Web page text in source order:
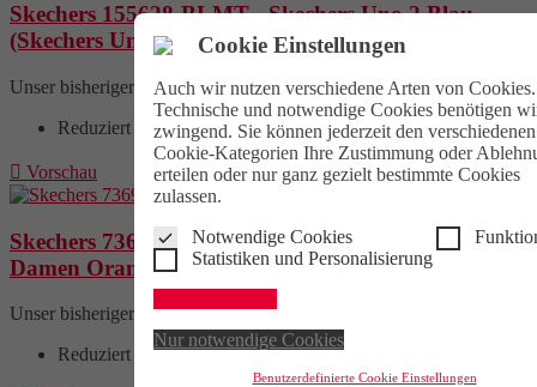
Cookie Einstellungen
Auch wir nutzen verschiedene Arten von Cookies.
Technische und notwendige Cookies benötigen
zwingend. Sie können jederzeit den verschiedenen
Cookie-Kategorien Ihre Zustimmung oder
erteilen oder nur ganz gezielt bestimmte Cookies
zulassen.
Notwendige Cookies
Statistiken und Personalisierung
Nur notwendige Cookies
Benutzerdefinierte Cookie Einstellungen
Skechers 155628-BLMT - Skechers Uno 2 Blau
(Skechers Uno 2 Ombre Away)
Unser bisheriger PreisVerkaufspreis 89,95 € 99,95 € Preis
Reduziert
 Vorschau
Skechers 73690-ORYL - Skechers Uno Sneaker
Damen Orange-Gelb (Skechers Uno Stand on Air)
Unser bisheriger PreisVerkaufspreis
Reduziert